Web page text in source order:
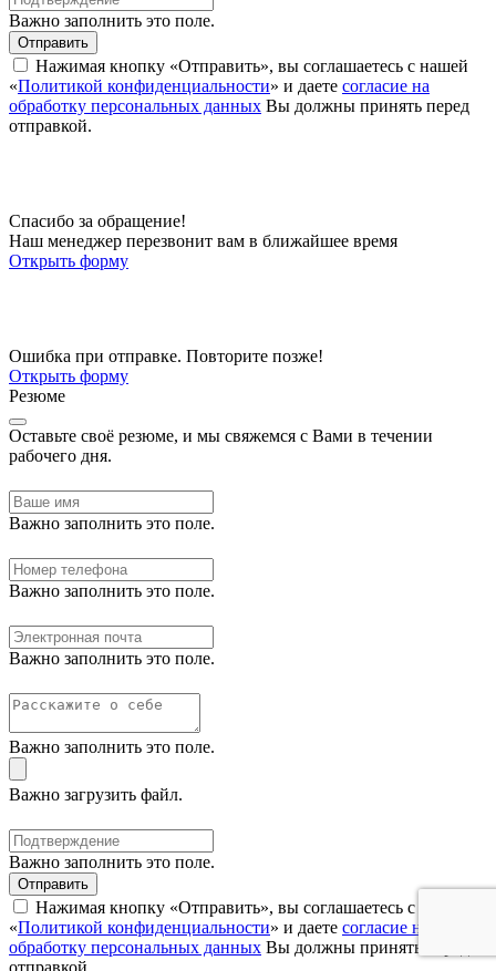
Важно заполнить это поле.
Отправить
Нажимая кнопку «Отправить», вы соглашаетесь с нашей
«Политикой конфиденциальности» и даете согласие на
обработку персональных данных Вы должны принять перед
отправкой.
Спасибо за обращение!
Наш менеджер перезвонит вам в ближайшее время
Открыть форму
Ошибка при отправке. Повторите позже!
Открыть форму
Резюме
Оставьте своё резюме, и мы свяжемся с Вами в течении
рабочего дня.
Важно заполнить это поле.
Важно заполнить это поле.
Важно заполнить это поле.
Важно заполнить это поле.
Важно загрузить файл.
Важно заполнить это поле.
Отправить
Нажимая кнопку «Отправить», вы соглашаетесь с нашей
«Политикой конфиденциальности» и даете согласие на
обработку персональных данных Вы должны принять перед
отправкой.